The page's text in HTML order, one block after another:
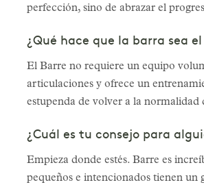
perfección, sino de abrazar el
¿Qué hace que la barra sea
El Barre no requiere un equipo
articulaciones y ofrece un
estupenda de volver a la normalidad
¿Cuál es tu consejo para
Empieza donde estés. Barre es
pequeños e intencionados tienen